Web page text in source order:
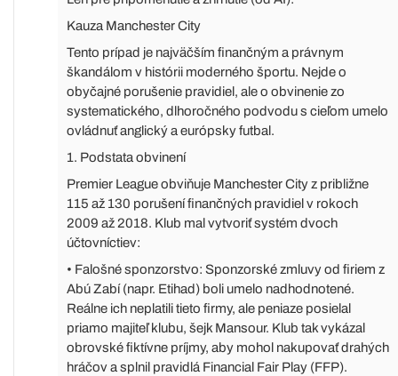
Kauza Manchester City
Tento prípad je najväčším finančným a právnym
škandálom v histórii moderného športu. Nejde o
obyčajné porušenie pravidiel, ale o obvinenie zo
systematického, dlhoročného podvodu s cieľom umelo
ovládnuť anglický a európsky futbal.
1. Podstata obvinení
Premier League obviňuje Manchester City z približne
115 až 130 porušení finančných pravidiel v rokoch
2009 až 2018. Klub mal vytvoriť systém dvoch
účtovníctiev:
• Falošné sponzorstvo: Sponzorské zmluvy od firiem z
Abú Zabí (napr. Etihad) boli umelo nadhodnotené.
Reálne ich neplatili tieto firmy, ale peniaze posielal
priamo majiteľ klubu, šejk Mansour. Klub tak vykázal
obrovské fiktívne príjmy, aby mohol nakupovať drahých
hráčov a splnil pravidlá Financial Fair Play (FFP).